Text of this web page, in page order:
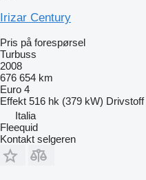
Irizar Century
Pris på forespørsel
Turbuss
2008
676 654 km
Euro 4
Effekt 516 hk (379 kW) Drivstoff
Italia
Fleequid
Kontakt selgeren